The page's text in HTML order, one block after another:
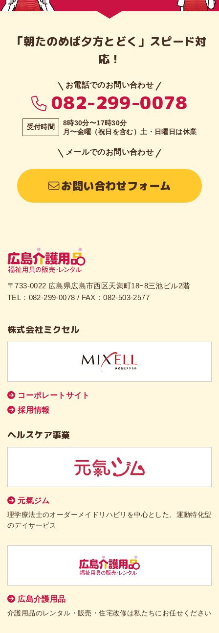
「朝たのめば⼣⽅とどく」スピード対
応！
お電話でのお問い合わせ
082-299-0078
受付時間
8時30分〜17時30分
月〜金曜（祝日を含む）土・日曜日は休業
メールでのお問い合わせ
お問い合わせフォーム
〒733-0022 広島県広島市西区天満町18−8三池ビル2階
TEL：082-299-0078 / FAX：082-503-2577
株式会社ミクセル
コーポレートサイト
採用情報
ヘルスケア事業
元氣ジム
理学療法士のオーダーメイドリハビリを中心とした、運動特化型
のデイサービス
広島介護用品
介護用品のレンタル・販売・住宅改修は私たちにお任せください